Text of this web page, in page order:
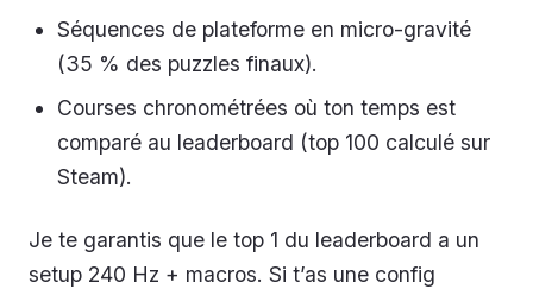
Séquences de plateforme en micro-gravité
(35 % des puzzles finaux).
Courses chronométrées où ton temps est
comparé au leaderboard (top 100 calculé sur
Steam).
Je te garantis que le top 1 du leaderboard a un
setup 240 Hz + macros. Si t’as une config